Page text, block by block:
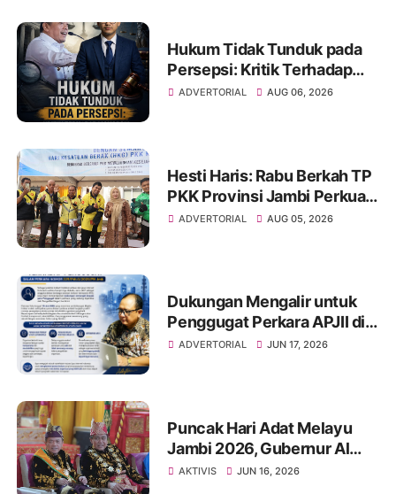
Hukum Tidak Tunduk pada
Persepsi: Kritik Terhadap
Monopoli Kebenaran oleh
ADVERTORIAL AUG 06, 2026
Hesti Haris: Rabu Berkah TP
PKK Provinsi Jambi Perkuat
Literasi Keuangan dan
ADVERTORIAL AUG 05, 2026
Dukungan Mengalir untuk
Penggugat Perkara APJII di
PN Jambi, Tata Kelola
ADVERTORIAL JUN 17, 2026
Puncak Hari Adat Melayu
Jambi 2026, Gubernur Al
Haris Ajak Masyarakat
AKTIVIS JUN 16, 2026